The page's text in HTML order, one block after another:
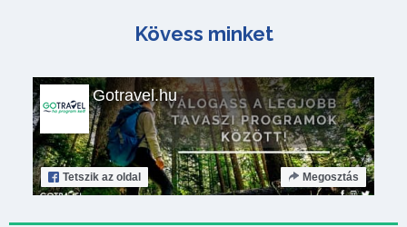
Kövess minket
Gotravel.hu
Tetszik az oldal Megosztás